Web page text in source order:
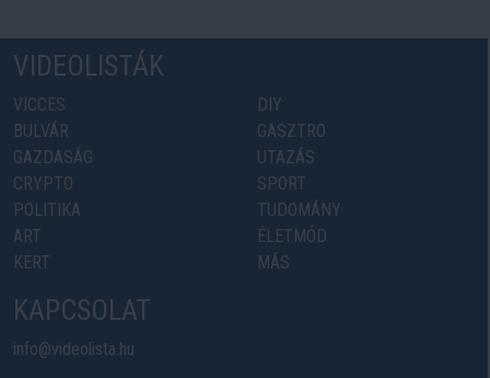
VIDEOLISTÁK
VICCES
BULVÁR
GAZDASÁG
CRYPTO
POLITIKA
ART
KERT
DIY
GASZTRO
UTAZÁS
SPORT
TUDOMÁNY
ÉLETMÓD
MÁS
KAPCSOLAT
info@videolista.hu